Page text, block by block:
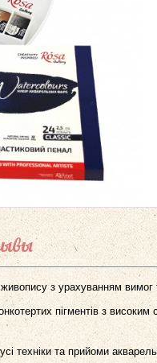
з урахуванням вимог
пігментів з
техніки та прийоми